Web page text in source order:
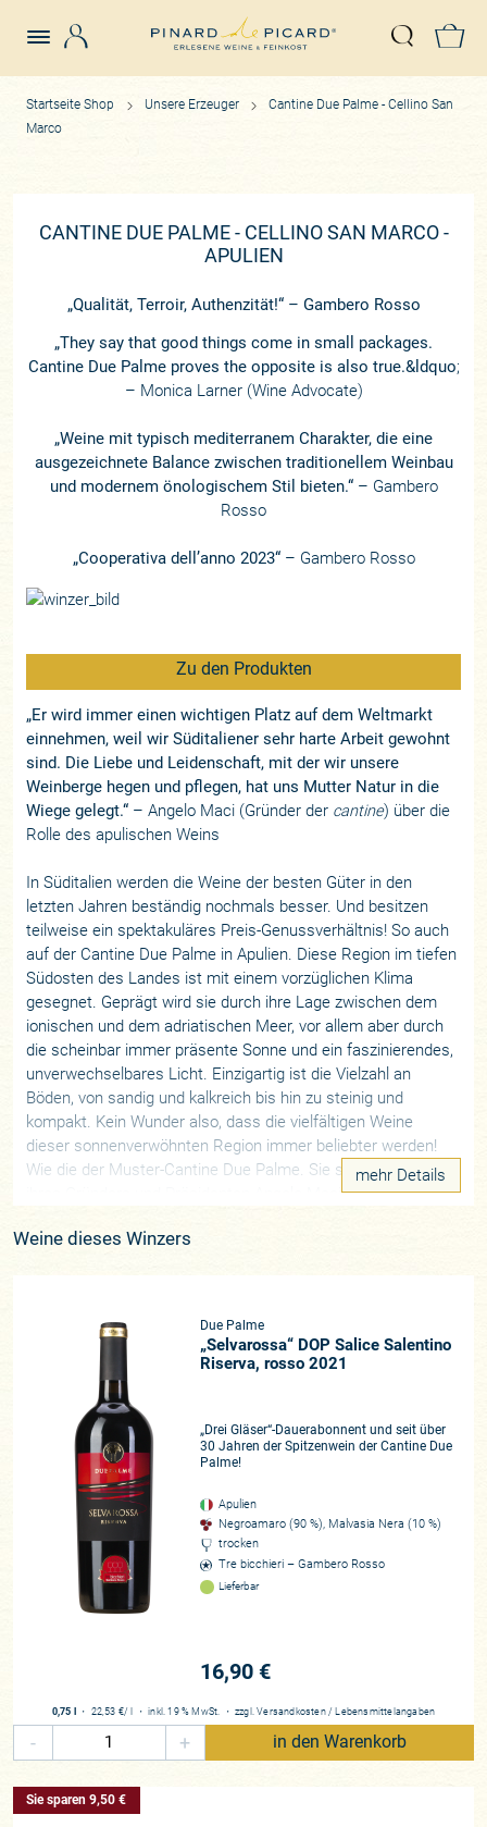
Suche
Startseite Shop Unsere Erzeuger
Cantine Due Palme - Cellino San
Marco
CANTINE DUE PALME - CELLINO SAN MARCO -
APULIEN
„Qualität, Terroir, Authenzität!“ – Gambero Rosso
„They say that good things come in small packages.
Cantine Due Palme proves the opposite is also true.&ldquo;
– Monica Larner (Wine Advocate)
„Weine mit typisch mediterranem Charakter, die eine
ausgezeichnete Balance zwischen traditionellem Weinbau
und modernem önologischem Stil bieten.“– Gambero
Rosso
„Cooperativa dell’anno 2023“– Gambero Rosso
Zu den Produkten
Apulien
Negroamoro, Malvasia Nera, Primitivo, Albarello, Susumaniello
Zusammenarbeit
seit 2015
„Er wird immer einen wichtigen Platz auf dem Weltmarkt
einnehmen, weil wir Süditaliener sehr harte Arbeit gewohnt
sind. Die Liebe und Leidenschaft, mit der wir unsere
Weinberge hegen und pflegen, hat uns Mutter Natur in die
Wiege gelegt.“ – Angelo Maci (Gründer der cantine) über die
Rolle des apulischen Weins
In Süditalien werden die Weine der besten Güter in den
letzten Jahren beständig nochmals besser. Und besitzen
teilweise ein spektakuläres Preis-Genussverhältnis! So auch
auf der Cantine Due Palme in Apulien. Diese Region im tiefen
Südosten des Landes ist mit einem vorzüglichen Klima
gesegnet. Geprägt wird sie durch ihre Lage zwischen dem
ionischen und dem adriatischen Meer, vor allem aber durch
die scheinbar immer präsente Sonne und ein faszinierendes,
unverwechselbares Licht. Einzigartig ist die Vielzahl an
Böden, von sandig und kalkreich bis hin zu steinig und
kompakt. Kein Wunder also, dass die vielfältigen Weine
dieser sonnenverwöhnten Region immer beliebter werden!
Wie die der Muster-Cantine Due Palme. Sie sind das Werk
ihres Gründers und Präsidenten Angelo Maci, der vierten
auf Qualität. Angelo war es, der apulische Weine auf die
„alberello pugliese“ (Bäumchenerziehung), wobei die
Rebstöcke in Einzelbuschform gezogen werden ohne
Stützpfähle oder Drahtrahmen. Wenn also die Weinberge mit
so viel Liebe und Leidenschaft gehegt und gepflegt werden
wie von den Cantine Due Palme – die nicht von ungefähr
vom Gambero Rosso als „Cooperativa dell’anno 2023“
ausgezeichnet wurde! –, dann können wir Ihnen aus den
heimischen Rebsorten wie Negroamaro und Primitivo
traumhaft verführerische Rotweine anbieten, die Ihren
Gaumen erfreuen werden. Unbedingt probieren, denn diese
Weine tragen die apulische Sonne in Ihre Herzen. Salute!
mehr Details
Weine dieses Winzers
Due Palme
„Selvarossa“ DOP Salice Salentino
Riserva, rosso 2021
„Drei Gläser“-Dauerabonnent und seit über
30 Jahren der Spitzenwein der Cantine Due
Palme!
Apulien
Negroamaro (90 %), Malvasia Nera (10 %)
trocken
Tre bicchieri – Gambero Rosso
Lieferbar
16,90 €
0,75 l ・ 22,53 €/ l ・inkl. 19 % MwSt. ・ zzgl.Versandkosten / Lebensmittelangaben
- + in den Warenkorb
Sie sparen 9,50 €